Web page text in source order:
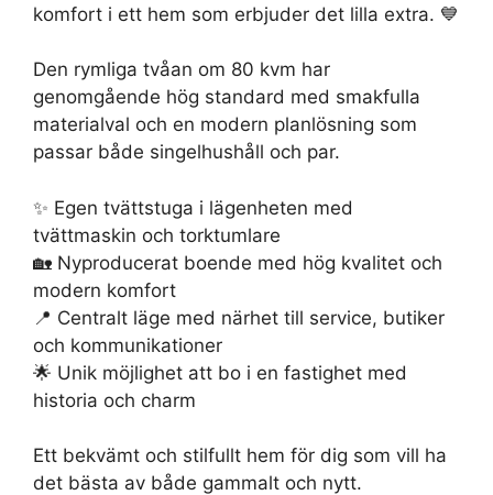
komfort i ett hem som erbjuder det lilla extra. 💙
Den rymliga tvåan om 80 kvm har
genomgående hög standard med smakfulla
materialval och en modern planlösning som
passar både singelhushåll och par.
✨ Egen tvättstuga i lägenheten med
tvättmaskin och torktumlare
🏡 Nyproducerat boende med hög kvalitet och
modern komfort
📍 Centralt läge med närhet till service, butiker
och kommunikationer
🌟 Unik möjlighet att bo i en fastighet med
historia och charm
Ett bekvämt och stilfullt hem för dig som vill ha
det bästa av både gammalt och nytt.